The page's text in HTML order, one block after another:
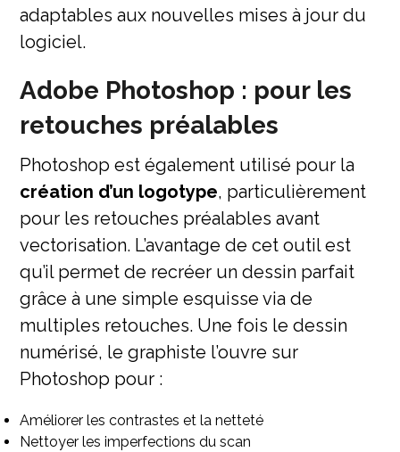
adaptables aux nouvelles mises à jour du
logiciel.
Adobe Photoshop : pour les
retouches préalables
Photoshop est également utilisé pour la
création d’un logotype, particulièrement
pour les retouches préalables avant
vectorisation. L’avantage de cet outil est
qu’il permet de recréer un dessin parfait
grâce à une simple esquisse via de
multiples retouches. Une fois le dessin
numérisé, le graphiste l’ouvre sur
Photoshop pour :
Améliorer les contrastes et la netteté
Nettoyer les imperfections du scan